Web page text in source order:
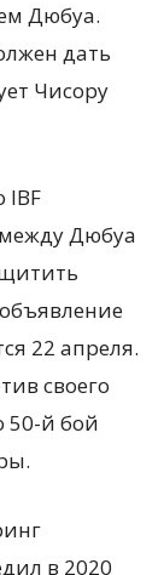
Дюбуа.
дать
Чисору
IBF
Дюбуа
22 апреля.
своего
50-й бой
в 2020